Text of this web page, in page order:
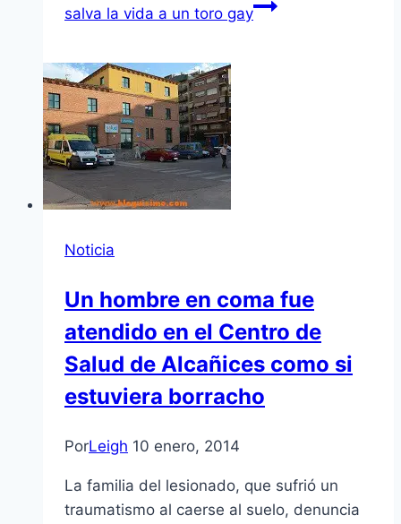
salva la vida a un toro gay
Noticia
Un hombre en coma fue
atendido en el Centro de
Salud de Alcañices como si
estuviera borracho
PorLeigh 10 enero, 2014
La familia del lesionado, que sufrió un
traumatismo al caerse al suelo, denuncia